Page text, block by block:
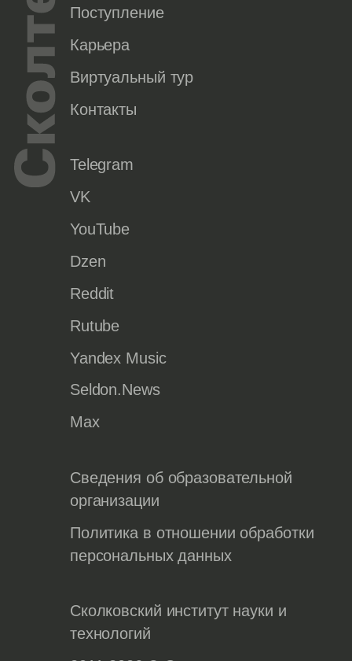
Поступление
Карьера
Виртуальный тур
Контакты
Telegram
VK
YouTube
Dzen
Reddit
Rutube
Yandex Music
Seldon.News
Max
Сведения об образовательной
организации
Политика в отношении обработки
персональных данных
Сколковский институт науки и
технологий